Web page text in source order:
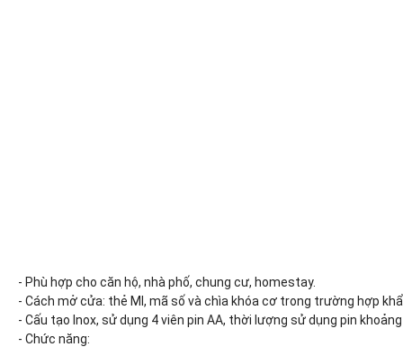
- Phù hợp cho căn hộ, nhà phố, chung cư, homestay.
- Cách mở cửa: thẻ MI, mã số và chìa khóa cơ trong trường hợp
- Cấu tạo Inox, sử dụng 4 viên pin AA, thời lượng sử dụng pin
- Chức năng: